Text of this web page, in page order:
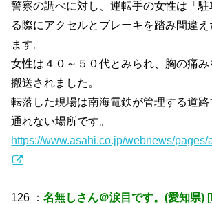
警察の調べに対し、運転手の女性は「
る際にアクセルとブレーキを踏み間違
ます。
女性は４０～５０代とみられ、胸の痛
搬送されました。
転落した現場は南海電鉄が管理する道
通れない場所です。
https://www.asahi.co.jp/webnews/pages/
126 ：名無しさん＠涙目です。(愛知県)